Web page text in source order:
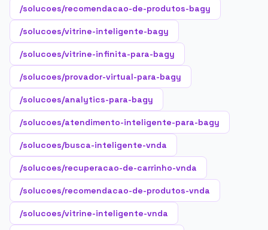
/solucoes/recomendacao-de-produtos-bagy
/solucoes/vitrine-inteligente-bagy
/solucoes/vitrine-infinita-para-bagy
/solucoes/provador-virtual-para-bagy
/solucoes/analytics-para-bagy
/solucoes/atendimento-inteligente-para-bagy
/solucoes/busca-inteligente-vnda
/solucoes/recuperacao-de-carrinho-vnda
/solucoes/recomendacao-de-produtos-vnda
/solucoes/vitrine-inteligente-vnda